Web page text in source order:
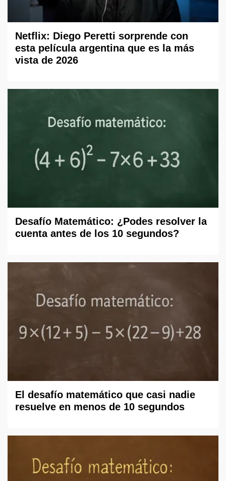
Netflix: Diego Peretti sorprende con
esta película argentina que es la más
vista de 2026
Desafío Matemático: ¿Podes resolver la
cuenta antes de los 10 segundos?
El desafío matemático que casi nadie
resuelve en menos de 10 segundos